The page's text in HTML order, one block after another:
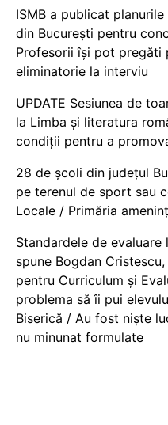
ISMB a publicat
din București pentru
Profesorii își pot pregăti
eliminatorie la interviu
UPDATE Sesiunea de
la Limba și literatura
condiții pentru a
28 de școli din județul
pe terenul de sport sau
Locale / Primăria
Standardele de
spune Bogdan
pentru Curriculum și
problema să îi pui
Biserică / Au fost niște
nu minunat formulate